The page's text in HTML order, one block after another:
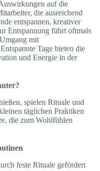
auf die
die ausreichend
entspannen, kreativer
Entspannung führt oftmals
mit
Tage bieten die
und Energie in der
spielen Rituale und
täglichen Praktiken
die zum Wohlfühlen
feste Rituale gefördert